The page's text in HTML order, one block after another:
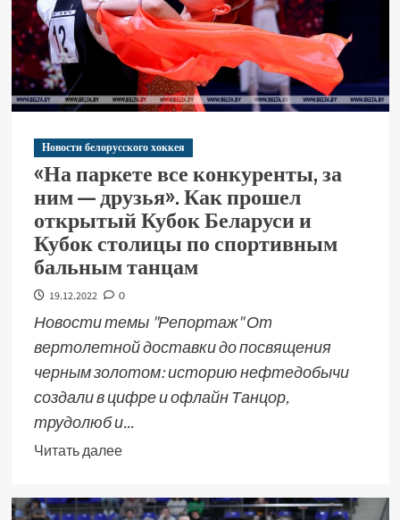
Новости белорусского хоккея
«На паркете все конкуренты, за
ним — друзья». Как прошел
открытый Кубок Беларуси и
Кубок столицы по спортивным
бальным танцам
19.12.2022 0
Новости темы "Репортаж" От
вертолетной доставки до посвящения
черным золотом: историю нефтедобычи
создали в цифре и офлайн Танцор,
трудолюб и...
Читать далее